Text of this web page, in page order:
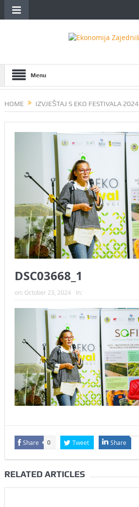
Menu
HOME IZVJEŠTAJ S EKO FESTIVALA 2024.
DSC03668_1
on: October 23, 2024 In:
Share 0 Tweet Share
RELATED ARTICLES